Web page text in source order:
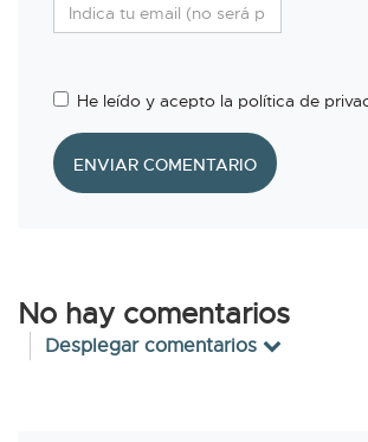
He leído y acepto la política de
ENVIAR COMENTARIO
No hay comentarios
Desplegar comentarios